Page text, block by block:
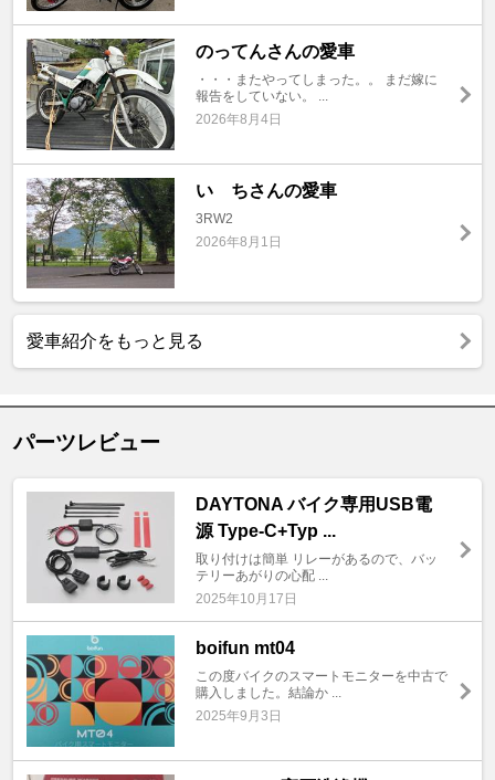
のってんさんの愛車
・・・またやってしまった。。 まだ嫁に
報告をしていない。 ...
2026年8月4日
い ちさんの愛車
3RW2
2026年8月1日
愛車紹介をもっと見る
パーツレビュー
DAYTONA バイク専用USB電
源 Type-C+Typ ...
取り付けは簡単 リレーがあるので、バッ
テリーあがりの心配 ...
2025年10月17日
boifun mt04
この度バイクのスマートモニターを中古で
購入しました。結論か ...
2025年9月3日